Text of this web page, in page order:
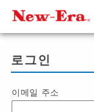
로그인
이메일 주소